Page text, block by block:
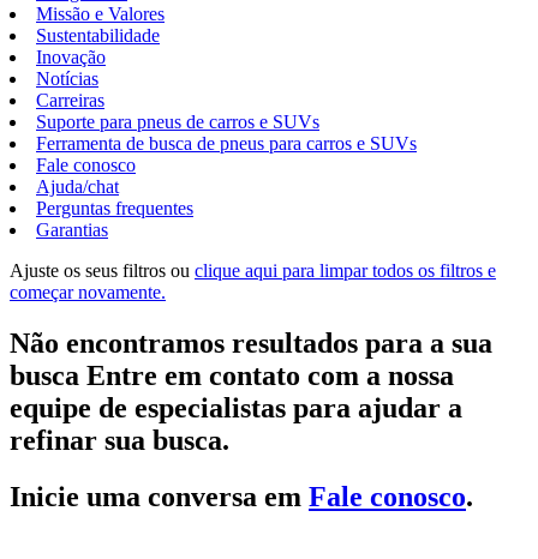
Missão e Valores
Sustentabilidade
Inovação
Notícias
Carreiras
Suporte para pneus de carros e SUVs
Ferramenta de busca de pneus para carros e SUVs
Fale conosco
Ajuda/chat
Perguntas frequentes
Garantias
Ajuste os seus filtros ou clique aqui para limpar todos os filtros e
começar novamente.
Não encontramos resultados para a sua
busca Entre em contato com a nossa
equipe de especialistas para ajudar a
refinar sua busca.
Inicie uma conversa em Fale conosco.